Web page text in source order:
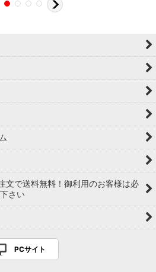
文で送料無料！御利用のお客様は必
さい
PCサイト